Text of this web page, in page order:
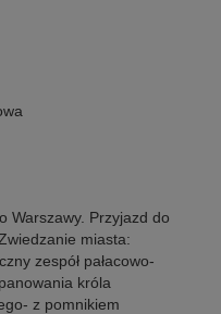
Warszawy. Przyjazd do
miasta:
zespół pałacowo-
króla
z pomnikiem